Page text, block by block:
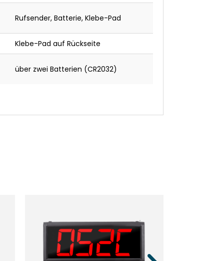
Rufsender, Batterie, Klebe-Pad
Klebe-Pad auf Rückseite
über zwei Batterien (CR2032)